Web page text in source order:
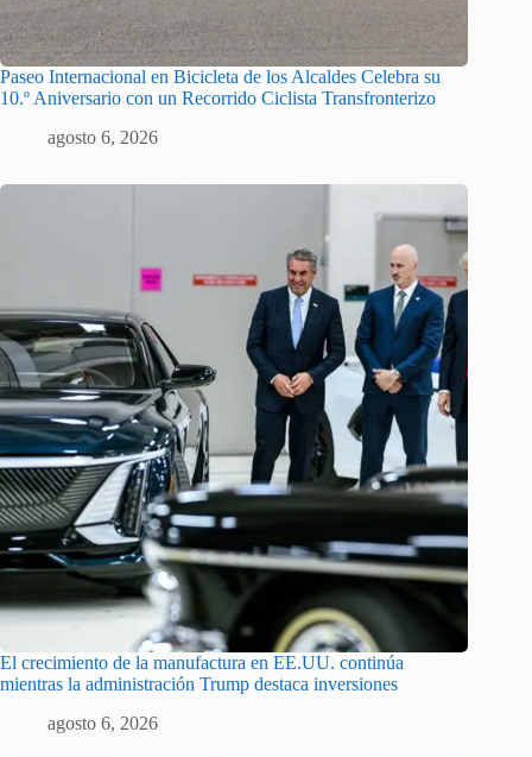
Paseo Internacional en Bicicleta de los Alcaldes Celebra su
10.º Aniversario con un Recorrido Ciclista Transfronterizo
agosto 6, 2026
El crecimiento de la manufactura en EE.UU. continúa
mientras la administración Trump destaca inversiones
agosto 6, 2026